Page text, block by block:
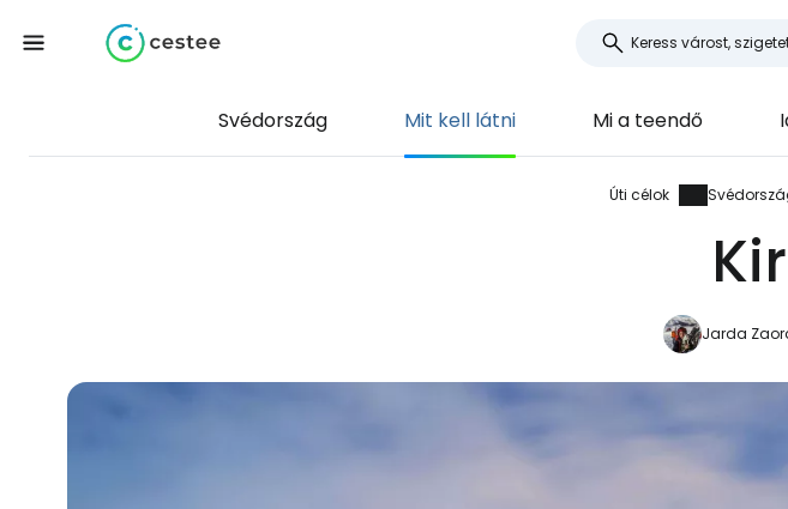
Svédország Mit kell látni Mi a teendő
Úti célok
Jarda